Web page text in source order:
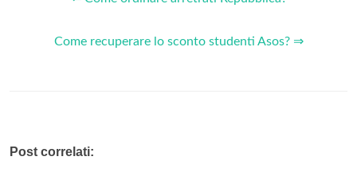
Come recuperare lo sconto studenti Asos? ⇒
Post correlati: